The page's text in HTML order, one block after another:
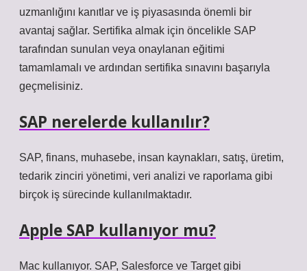
uzmanlığını kanıtlar ve iş piyasasında önemli bir
avantaj sağlar. Sertifika almak için öncelikle SAP
tarafından sunulan veya onaylanan eğitimi
tamamlamalı ve ardından sertifika sınavını başarıyla
geçmelisiniz.
SAP nerelerde kullanılır?
SAP, finans, muhasebe, insan kaynakları, satış, üretim,
tedarik zinciri yönetimi, veri analizi ve raporlama gibi
birçok iş sürecinde kullanılmaktadır.
Apple SAP kullanıyor mu?
Mac kullanıyor. SAP, Salesforce ve Target gibi